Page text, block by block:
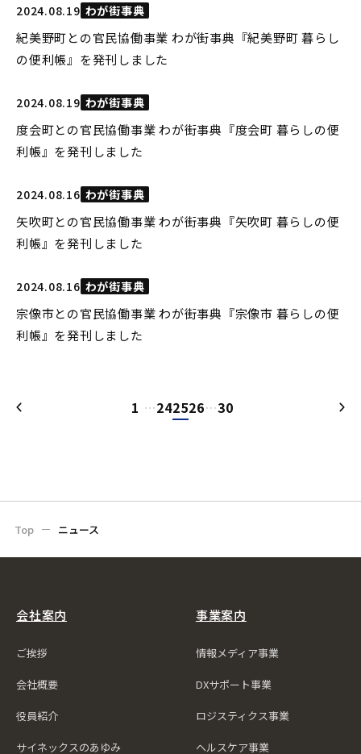
2024.08.19 わが街事典
紀美野町との官民協働事業 わが街事典『紀美野町 暮らし
の便利帳』を発刊しました
2024.08.19 わが街事典
度会町との官民協働事業 わが街事典『度会町 暮らしの便
利帳』を発刊しました
2024.08.16 わが街事典
矢吹町との官民協働事業 わが街事典『矢吹町 暮らしの便
利帳』を発刊しました
2024.08.16 わが街事典
宗像市との官民協働事業 わが街事典『宗像市 暮らしの便
利帳』を発刊しました
1 …242526…30
Top ニュース
会社案内
ご挨拶
会社概要
役員紹介
サイネックスのあゆみ
事業案内
情報メディア事業
DXサポート事業
ロジスティクス事業
ヘルスケア事業